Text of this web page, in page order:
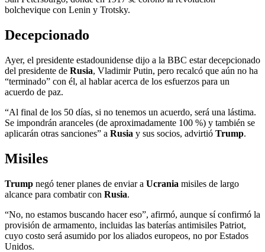
bolchevique con Lenin y Trotsky.
Decepcionado
Ayer, el presidente estadounidense dijo a la BBC estar decepcionado
del presidente de Rusia, Vladimir Putin, pero recalcó que aún no ha
“terminado” con él, al hablar acerca de los esfuerzos para un
acuerdo de paz.
“Al final de los 50 días, si no tenemos un acuerdo, será una lástima.
Se impondrán aranceles (de aproximadamente 100 %) y también se
aplicarán otras sanciones” a Rusia y sus socios, advirtió Trump.
Misiles
Trump negó tener planes de enviar a Ucrania misiles de largo
alcance para combatir con Rusia.
“No, no estamos buscando hacer eso”, afirmó, aunque sí confirmó la
provisión de armamento, incluidas las baterías antimisiles Patriot,
cuyo costo será asumido por los aliados europeos, no por Estados
Unidos.